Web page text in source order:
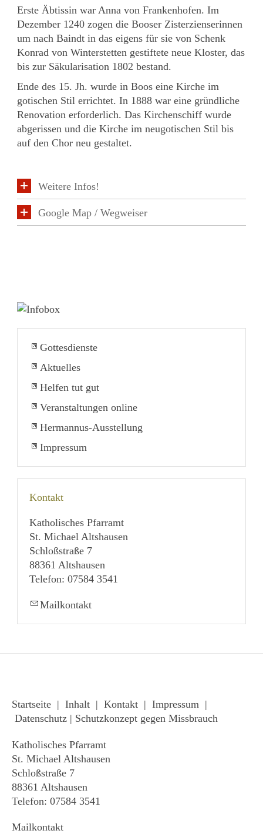
Erste Äbtissin war Anna von Frankenhofen. Im
Dezember 1240 zogen die Booser Zisterzienserinnen
um nach Baindt in das eigens für sie von Schenk
Konrad von Winterstetten gestiftete neue Kloster, das
bis zur Säkularisation 1802 bestand.
Ende des 15. Jh. wurde in Boos eine Kirche im
gotischen Stil errichtet. In 1888 war eine gründliche
Renovation erforderlich. Das Kirchenschiff wurde
abgerissen und die Kirche im neugotischen Stil bis
auf den Chor neu gestaltet.
Weitere Infos!
Google Map / Wegweiser
Gottesdienste
Aktuelles
Helfen tut gut
Veranstaltungen online
Hermannus-Ausstellung
Impressum
Kontakt
Katholisches Pfarramt
St. Michael Altshausen
Schloßstraße 7
88361 Altshausen
Telefon: 07584 3541
Mailkontakt
Startseite | Inhalt | Kontakt | Impressum |
Datenschutz | Schutzkonzept gegen Missbrauch
Katholisches Pfarramt
St. Michael Altshausen
Schloßstraße 7
88361 Altshausen
Telefon: 07584 3541
Mailkontakt